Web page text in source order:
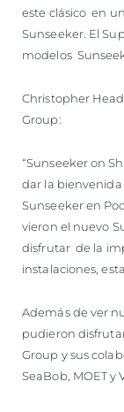
este clásico en
Sunseeker. El
modelos
Christopher
Group:
“Sunseeker on
dar la bienvenida
Sunseeker en
vieron el nuevo
disfrutar de la
instalaciones,
Además de ver
pudieron
Group y sus
SeaBob, MOET y